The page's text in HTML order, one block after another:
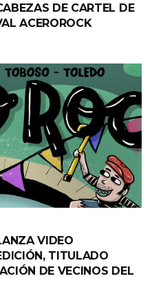
DE CARTEL DE
ACEROROCK
VIDEO
TITULADO
DE VECINOS DEL